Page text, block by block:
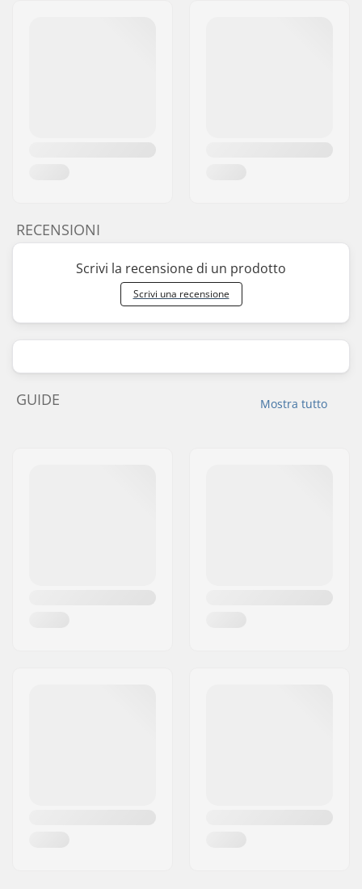
RECENSIONI
Scrivi la recensione di un prodotto
Scrivi una recensione
Mostra tutto
GUIDE